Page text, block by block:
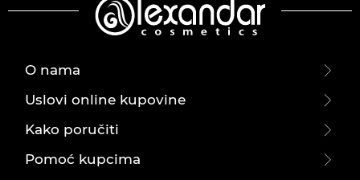
O nama
Uslovi online kupovine
Kako poručiti
Pomoć kupcima